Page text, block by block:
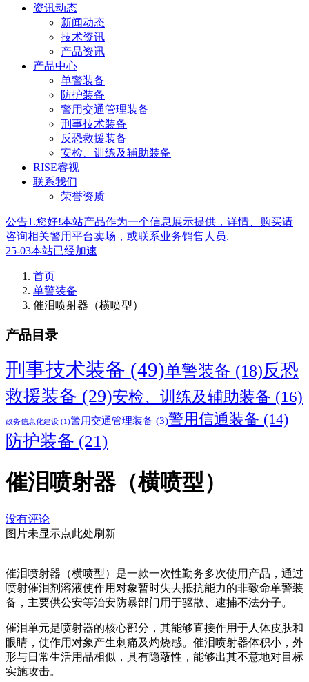
资讯动态
新闻动态
技术资讯
产品资讯
产品中心
单警装备
防护装备
警用交通管理装备
刑事技术装备
反恐救援装备
安检、训练及辅助装备
RISE睿视
联系我们
荣誉资质
公告1.您好!本站产品作为一个信息展示提供，详情、购买请
咨询相关警用平台卖场，或联系业务销售人员.
25-03本站已经加速
首页
单警装备
催泪喷射器（横喷型）
产品目录
刑事技术装备 (49)单警装备 (18)反恐
救援装备 (29)安检、训练及辅助装备 (16)
政务信息化建设 (1)警用交通管理装备 (3)警用信通装备 (14)
防护装备 (21)
催泪喷射器（横喷型）
没有评论
图片未显示点此处刷新
催泪喷射器（横喷型）是一款一次性勤务多次使用产品，通过
喷射催泪剂溶液使作用对象暂时失去抵抗能力的非致命单警装
备，主要供公安等治安防暴部门用于驱散、逮捕不法分子。
催泪单元是喷射器的核心部分，其能够直接作用于人体皮肤和
眼睛，使作用对象产生刺痛及灼烧感。催泪喷射器体积小，外
形与日常生活用品相似，具有隐蔽性，能够出其不意地对目标
实施攻击。